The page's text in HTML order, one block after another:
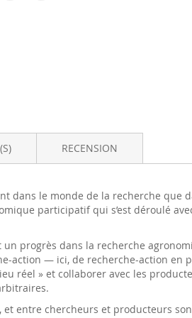
dans le monde de la recherche que
participatif qui s’est déroulé
progrès dans la recherche
action — ici, de recherche-action
réel » et collaborer avec les
entre chercheurs et producteurs
RECENSION